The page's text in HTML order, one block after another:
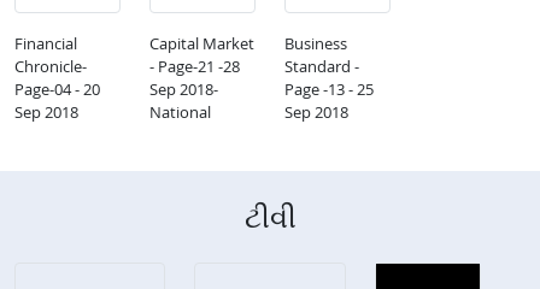
Financial
Chronicle-
Page-04 - 20
Sep 2018
Capital Market
- Page-21 -28
Sep 2018-
National
Business
Standard -
Page -13 - 25
Sep 2018
ટીવી